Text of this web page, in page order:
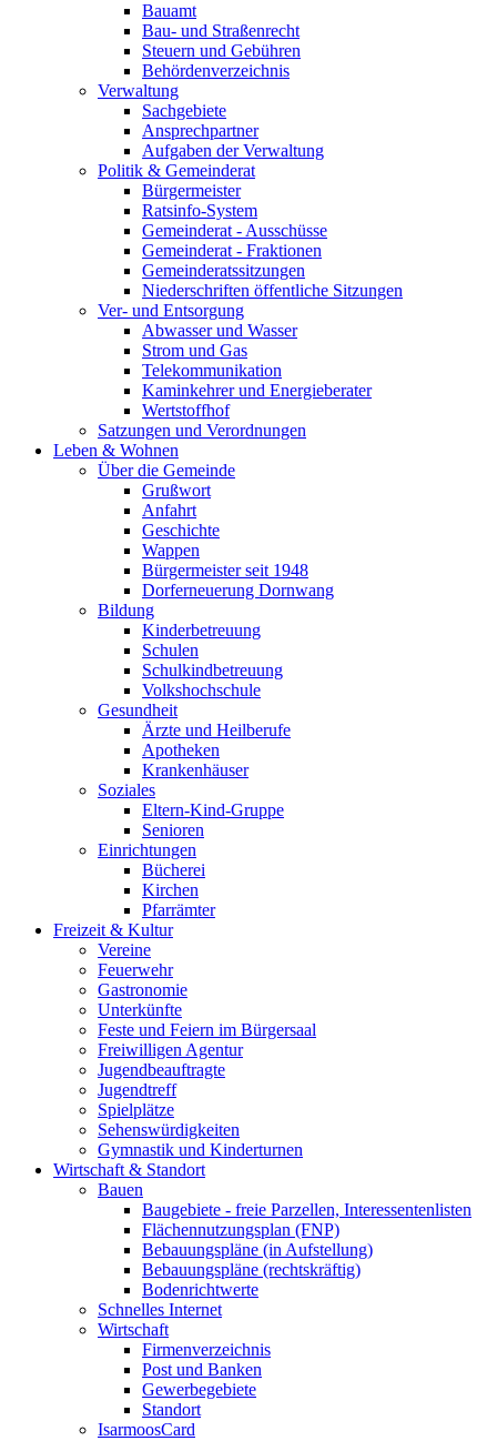
Bauamt
Bau- und Straßenrecht
Steuern und Gebühren
Behördenverzeichnis
Verwaltung
Sachgebiete
Ansprechpartner
Aufgaben der Verwaltung
Politik & Gemeinderat
Bürgermeister
Ratsinfo-System
Gemeinderat - Ausschüsse
Gemeinderat - Fraktionen
Gemeinderatssitzungen
Niederschriften öffentliche Sitzungen
Ver- und Entsorgung
Abwasser und Wasser
Strom und Gas
Telekommunikation
Kaminkehrer und Energieberater
Wertstoffhof
Satzungen und Verordnungen
Leben & Wohnen
Über die Gemeinde
Grußwort
Anfahrt
Geschichte
Wappen
Bürgermeister seit 1948
Dorferneuerung Dornwang
Bildung
Kinderbetreuung
Schulen
Schulkindbetreuung
Volkshochschule
Gesundheit
Ärzte und Heilberufe
Apotheken
Krankenhäuser
Soziales
Eltern-Kind-Gruppe
Senioren
Einrichtungen
Bücherei
Kirchen
Pfarrämter
Freizeit & Kultur
Vereine
Feuerwehr
Gastronomie
Unterkünfte
Feste und Feiern im Bürgersaal
Freiwilligen Agentur
Jugendbeauftragte
Jugendtreff
Spielplätze
Sehenswürdigkeiten
Gymnastik und Kinderturnen
Wirtschaft & Standort
Bauen
Baugebiete - freie Parzellen, Interessentenlisten
Flächennutzungsplan (FNP)
Bebauungspläne (in Aufstellung)
Bebauungspläne (rechtskräftig)
Bodenrichtwerte
Schnelles Internet
Wirtschaft
Firmenverzeichnis
Post und Banken
Gewerbegebiete
Standort
IsarmoosCard